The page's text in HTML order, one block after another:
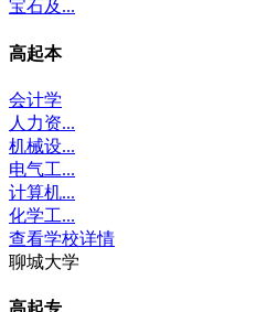
宝石及...
高起本
会计学
人力资...
机械设...
电气工...
计算机...
化学工...
查看学校详情
聊城大学